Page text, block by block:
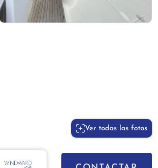
Ver todas las fotos